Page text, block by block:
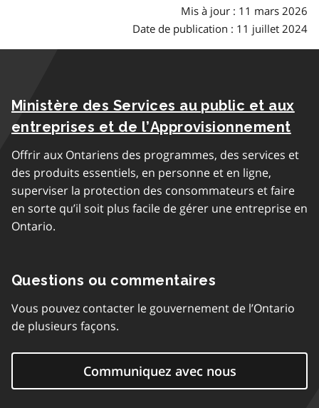
Mis à jour : 11 mars 2026
Date de publication : 11 juillet 2024
Ministère des Services au public et aux
entreprises et de l’Approvisionnement
Offrir aux Ontariens des programmes, des services et
des produits essentiels, en personne et en ligne,
superviser la protection des consommateurs et faire
en sorte qu’il soit plus facile de gérer une entreprise en
Ontario.
Questions ou commentaires
Vous pouvez contacter le gouvernement de l’Ontario
de plusieurs façons.
Communiquez avec nous